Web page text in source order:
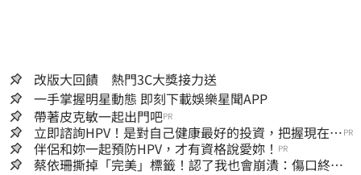
改版大回饋 熱門3C大獎接力送
一手掌握明星動態 即刻下載娛樂星聞APP
帶著皮克敏一起出門吧PR
立即諮詢HPV！是對自己健康最好的投資，把握現在不
嫌晚！
PR
伴侶和妳一起預防HPV，才有資格說愛妳！ PR
蔡依珊撕掉「完美」標籤！認了我也會崩潰：傷口終究